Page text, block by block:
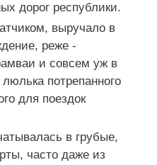
дорог республики.
выручало в
реже -
и совсем уж в
потрепанного
для поездок
в грубые,
часто даже из